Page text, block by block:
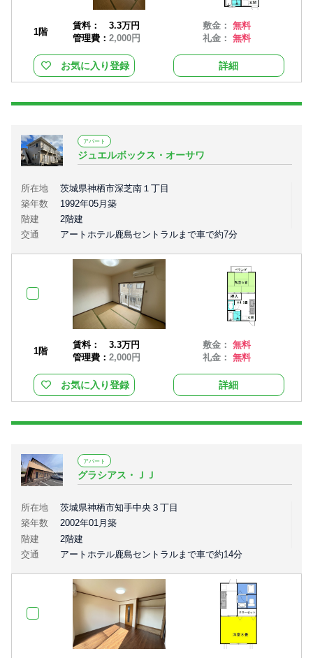
1階
賃料：
3.3万円
管理費： 2,000円
敷金：無料
礼金：無料
お気に入り登録 詳細
アパート
ジュエルボックス・オーサワ
所在地
茨城県神栖市深芝南１丁目
築年数
1992年05月築
階建
2階建
交通
アートホテル鹿島セントラルまで車で約7分
1階
賃料：
3.3万円
管理費： 2,000円
敷金：無料
礼金：無料
お気に入り登録 詳細
アパート
グラシアス・ＪＪ
所在地
茨城県神栖市知手中央３丁目
築年数
2002年01月築
階建
2階建
交通
アートホテル鹿島セントラルまで車で約14分